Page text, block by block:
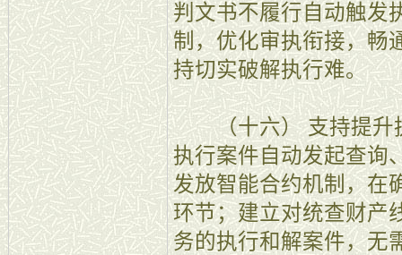
判文书不履行自动触发
制，优化审执衔接，畅
持切实破解执行难。
（十六） 支持提升执
执行案件自动发起查询
发放智能合约机制，在
环节；建立对统查财产
务的执行和解案件，无